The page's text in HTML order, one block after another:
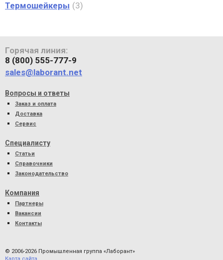
Термошейкеры
3
Горячая линия:
8 (800) 555-777-9
sales@laborant.net
Вопросы и ответы
Заказ и оплата
Доставка
Сервис
Специалисту
Статьи
Справочники
Законодательство
Компания
Партнеры
Вакансии
Контакты
© 2006-2026 Промышленная группа «Лаборант»